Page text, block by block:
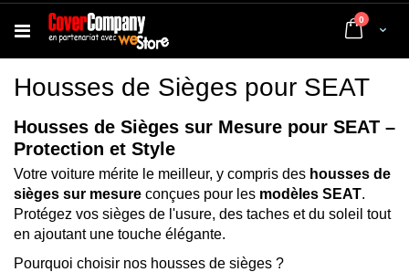
Cart
0 articles
Housses de Sièges pour SEAT
Housses de Sièges sur Mesure pour SEAT –
Protection et Style
Votre voiture mérite le meilleur, y compris des housses de
sièges sur mesure conçues pour les modèles SEAT.
Protégez vos sièges de l'usure, des taches et du soleil tout
en ajoutant une touche élégante.
Pourquoi choisir nos housses de sièges ?